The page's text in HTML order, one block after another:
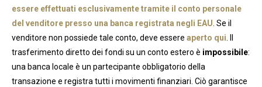
essere effettuati esclusivamente tramite il conto personale
del venditore presso una banca registrata negli EAU. Se il
venditore non possiede tale conto, deve essere aperto qui. Il
trasferimento diretto dei fondi su un conto estero è impossibile:
una banca locale è un partecipante obbligatorio della
transazione e registra tutti i movimenti finanziari. Ciò garantisce